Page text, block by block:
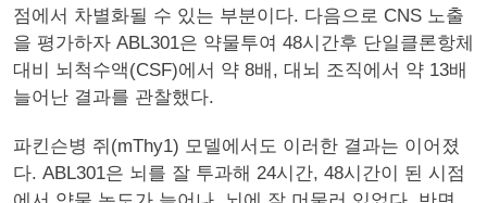
점에서 차별화될 수 있는 부분이다. 다음으로 CNS 노출
을 평가하자 ABL301은 약물투여 48시간후 단일클론항체
대비 뇌척수액(CSF)에서 약 8배, 대뇌 조직에서 약 13배
늘어난 결과를 관찰했다.
파킨슨병 쥐(mThy1) 모델에서도 이러한 결과는 이어졌
다. ABL301은 뇌를 잘 투과해 24시간, 48시간이 된 시점